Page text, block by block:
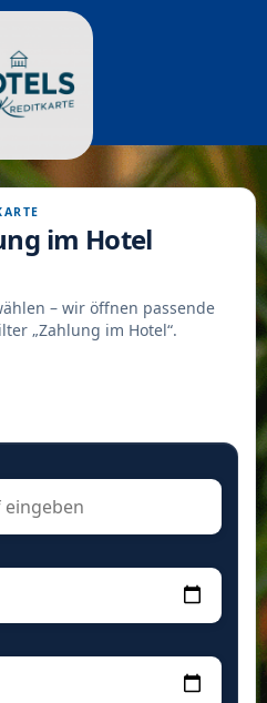
im Hotel
– wir öffnen passende
„Zahlung im Hotel“.